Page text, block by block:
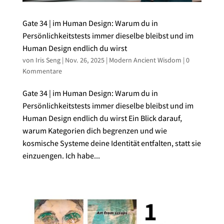
Gate 34 | im Human Design: Warum du in
Persönlichkeitstests immer dieselbe bleibst und im
Human Design endlich du wirst
von Iris Seng| Nov. 26, 2025| Modern Ancient Wisdom | 0
Kommentare
Gate 34 | im Human Design: Warum du in
Persönlichkeitstests immer dieselbe bleibst und im
Human Design endlich du wirst Ein Blick darauf,
warum Kategorien dich begrenzen und wie
kosmische Systeme deine Identität entfalten, statt sie
einzuengen. Ich habe...